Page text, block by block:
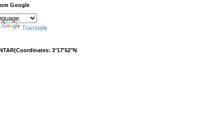
Google
Translate
3°17'52"N